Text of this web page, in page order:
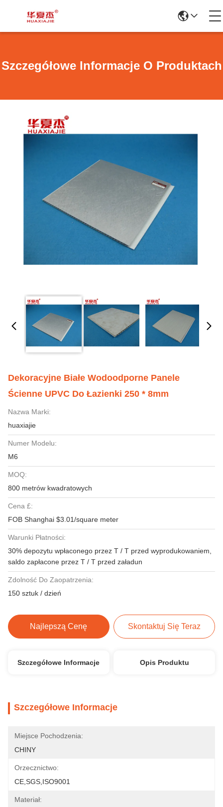
Szczegółowe Informacje O Produktach
Dekoracyjne Białe Wodoodporne Panele
Ścienne UPVC Do Łazienki 250 * 8mm
Nazwa Marki:
huaxiajie
Numer Modelu:
M6
MOQ:
800 metrów kwadratowych
Cena £:
FOB Shanghai $3.01/square meter
Warunki Płatności:
30% depozytu wpłaconego przez T / T przed wyprodukowaniem,
saldo zapłacone przez T / T przed załadun
Zdolność Do Zaopatrzenia:
150 sztuk / dzień
Najlepszą Cenę Skontaktuj Się Teraz
Szczegółowe Informacje Opis Produktu
Szczegółowe Informacje
Miejsce Pochodzenia:
CHINY
Orzecznictwo:
CE,SGS,ISO9001
Materiał: